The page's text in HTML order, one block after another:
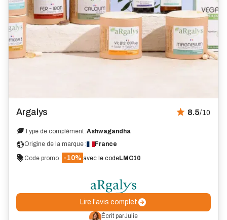
Argalys 8.5/10
Type de complément :Ashwagandha
Origine de la marque :
France
Code promo : -10% avec le codeLMC10
Lire l’avis complet
Écrit parJulie